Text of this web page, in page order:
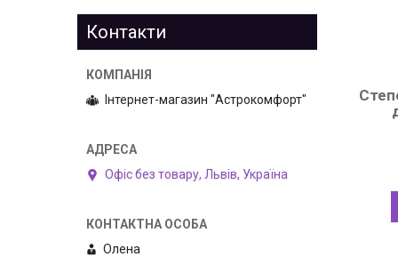
Контакти
Інтернет-магазин "Астрокомфорт"
Офіс без товару, Львів, Україна
Олена